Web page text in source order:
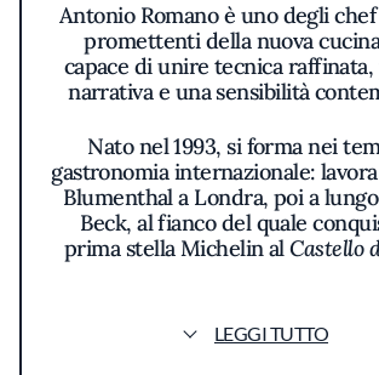
Antonio Romano è uno degli
promettenti della nuova
capace di unire tecnica
narrativa e una sensibilità
Nato nel 1993, si forma nei
gastronomia internazionale:
Blumenthal a Londra, poi a
Beck, al fianco del quale
prima stella Michelin alCastello
Dopo l’esperienza aSpazio7a
LEGGI TUTTO